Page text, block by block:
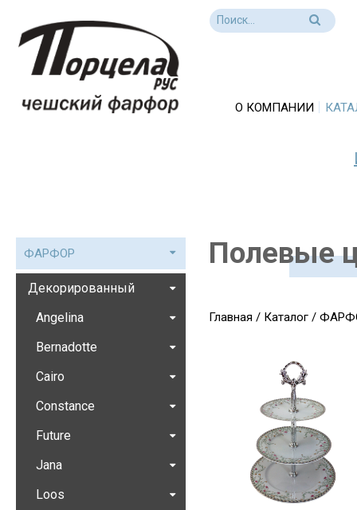
О КОМПАНИИ
Полевые
Главная / Каталог /
ФАРФОР
Декорированный
Angelina
Bernadotte
Cairo
Constance
Future
Jana
Loos